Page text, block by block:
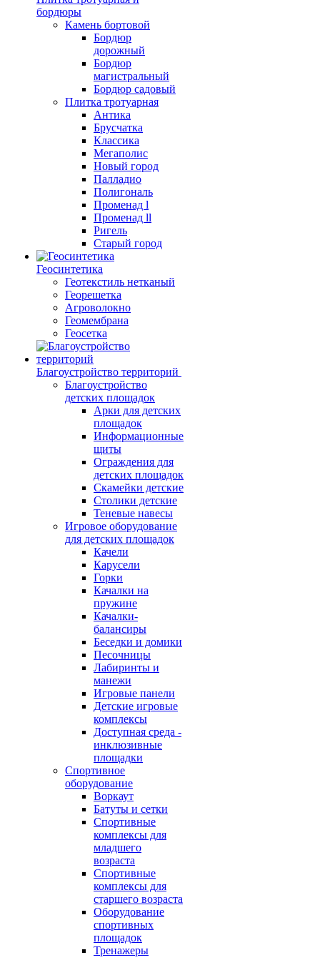
бордюры
Камень бортовой
Бордюр
дорожный
Бордюр
магистральный
Бордюр садовый
Плитка тротуарная
Антика
Брусчатка
Классика
Мегаполис
Новый город
Палладио
Полигональ
Променад l
Променад ll
Ригель
Старый город
Геосинтетика
Геотекстиль нетканый
Георешетка
Агроволокно
Геомембрана
Геосетка
Благоустройство территорий
Благоустройство
детских площадок
Арки для детских
площадок
Информационные
щиты
Ограждения для
детских площадок
Скамейки детские
Столики детские
Теневые навесы
Игровое оборудование
для детских площадок
Качели
Карусели
Горки
Качалки на
пружине
Качалки-
балансиры
Беседки и домики
Песочницы
Лабиринты и
манежи
Игровые панели
Детские игровые
комплексы
Доступная среда -
инклюзивные
площадки
Спортивное
оборудование
Воркаут
Батуты и сетки
Спортивные
комплексы для
младшего
возраста
Спортивные
комплексы для
старшего возраста
Оборудование
спортивных
площадок
Тренажеры